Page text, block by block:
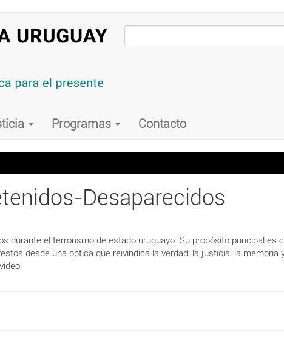
Programas Contacto
Desaparecidos
durante el terrorismo de estado uruguayo. Su propósito principal es
desde una óptica que reivindica la verdad, la justicia, la